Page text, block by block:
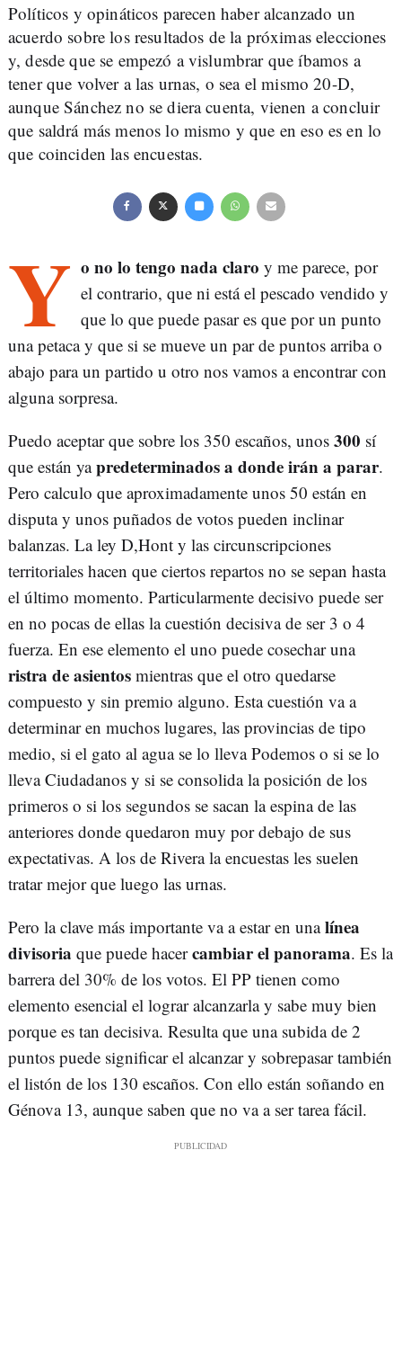
Políticos y opináticos parecen haber alcanzado un
acuerdo sobre los resultados de la próximas elecciones
y, desde que se empezó a vislumbrar que íbamos a
tener que volver a las urnas, o sea el mismo 20-D,
aunque Sánchez no se diera cuenta, vienen a concluir
que saldrá más menos lo mismo y que en eso es en lo
que coinciden las encuestas.
Y o no lo tengo nada claro y me parece, por
el contrario, que ni está el pescado vendido y
que lo que puede pasar es que por un punto
una petaca y que si se mueve un par de puntos arriba o
abajo para un partido u otro nos vamos a encontrar con
alguna sorpresa.
Puedo aceptar que sobre los 350 escaños, unos 300 sí
que están yapredeterminados a donde irán a parar.
Pero calculo que aproximadamente unos 50 están en
disputa y unos puñados de votos pueden inclinar
balanzas. La ley D,Hont y las circunscripciones
territoriales hacen que ciertos repartos no se sepan hasta
el último momento. Particularmente decisivo puede ser
en no pocas de ellas la cuestión decisiva de ser 3 o 4
fuerza. En ese elemento el uno puede cosechar una
ristra de asientos mientras que el otro quedarse
compuesto y sin premio alguno. Esta cuestión va a
determinar en muchos lugares, las provincias de tipo
medio, si el gato al agua se lo lleva Podemos o si se lo
lleva Ciudadanos y si se consolida la posición de los
primeros o si los segundos se sacan la espina de las
anteriores donde quedaron muy por debajo de sus
expectativas. A los de Rivera la encuestas les suelen
tratar mejor que luego las urnas.
Pero la clave más importante va a estar en unalínea
divisoria que puede hacercambiar el panorama. Es la
barrera del 30% de los votos. El PP tienen como
elemento esencial el lograr alcanzarla y sabe muy bien
porque es tan decisiva. Resulta que una subida de 2
puntos puede significar el alcanzar y sobrepasar también
el listón de los 130 escaños. Con ello están soñando en
Génova 13, aunque saben que no va a ser tarea fácil.